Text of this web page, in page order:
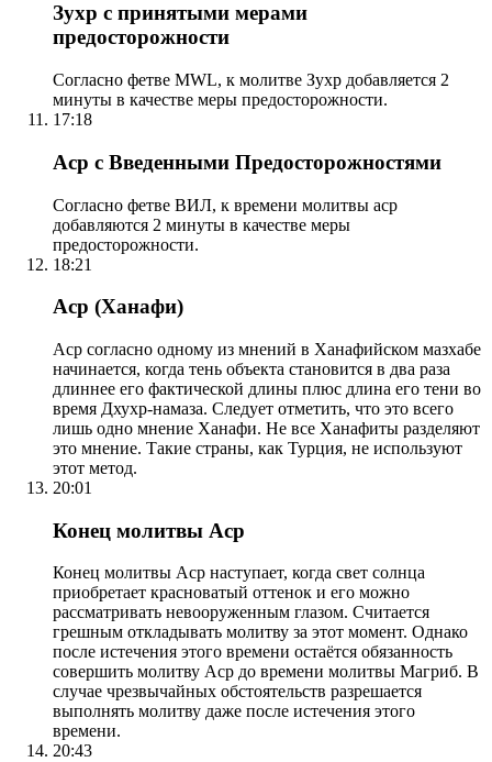
Зухр с принятыми мерами
предосторожности
Согласно фетве MWL, к молитве Зухр добавляется 2
минуты в качестве меры предосторожности.
17:18
Аср с Введенными Предосторожностями
Согласно фетве ВИЛ, к времени молитвы аср
добавляются 2 минуты в качестве меры
предосторожности.
18:21
Аср (Ханафи)
Аср согласно одному из мнений в Ханафийском мазхабе
начинается, когда тень объекта становится в два раза
длиннее его фактической длины плюс длина его тени во
время Дхухр-намаза. Следует отметить, что это всего
лишь одно мнение Ханафи. Не все Ханафиты разделяют
это мнение. Такие страны, как Турция, не используют
этот метод.
20:01
Конец молитвы Аср
Конец молитвы Аср наступает, когда свет солнца
приобретает красноватый оттенок и его можно
рассматривать невооруженным глазом. Считается
грешным откладывать молитву за этот момент. Однако
после истечения этого времени остаётся обязанность
совершить молитву Аср до времени молитвы Магриб. В
случае чрезвычайных обстоятельств разрешается
выполнять молитву даже после истечения этого
времени.
20:43